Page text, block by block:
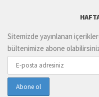
Sitemizde yayınlanan
bültenimize abone